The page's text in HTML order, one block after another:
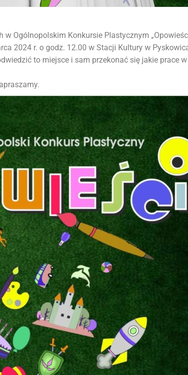
Ogólnopolskim Konkursie Plastycznym
2024 r. o godz. 12.00 w Stacji Kultury w
to miejsce i sam przekonać się jakie prace